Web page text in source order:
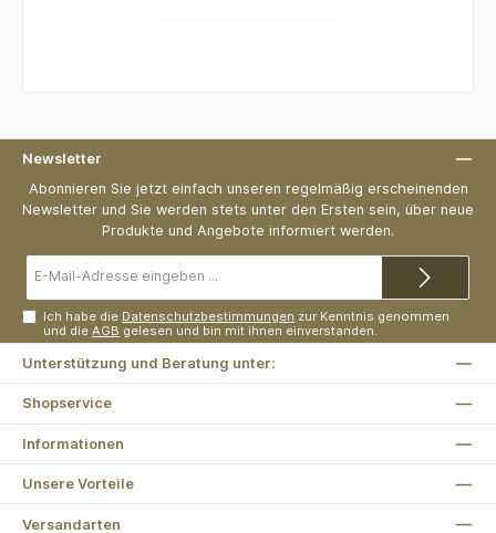
Newsletter
Abonnieren Sie jetzt einfach unseren regelmäßig erscheinenden
Newsletter und Sie werden stets unter den Ersten sein, über neue
Produkte und Angebote informiert werden.
Mail-
Ich habe die Datenschutzbestimmungen zur Kenntnis genommen
und dieAGB gelesen und bin mit ihnen einverstanden.
Unterstützung und Beratung unter:
Shopservice
Informationen
Unsere Vorteile
Versandarten